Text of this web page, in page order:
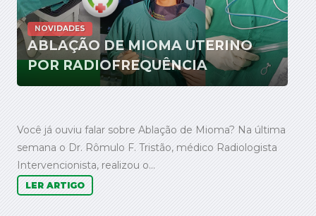
NOVIDADES
ABLAÇÃO DE MIOMA UTERINO
POR RADIOFREQUÊNCIA
Você já ouviu falar sobre Ablação de Mioma? Na última
semana o Dr. Rômulo F. Tristão, médico Radiologista
Intervencionista, realizou o...
LER ARTIGO